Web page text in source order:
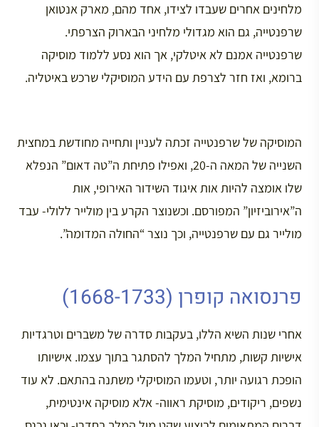
מלחינים אחרים שעבדו לצידו, אחד מהם, מארק אנטואן
שרפנטייה, גם הוא מגדולי מלחיני הבארוק הצרפתי.
שרפנטייה אמנם לא איטלקי, אך הוא נסע ללמוד מוסיקה
ברומא, ואז חזר לצרפת עם הידע המוסיקלי שרכש באיטליה.
המוסיקה של שרפנטייה זכתה לעניין ותחייה מחודשת במחצית
השנייה של המאה ה-20, ואפילו פתיחת ה”טה דאום” הנפלא
שלו אומצה להיות אות איגוד השידור האירופי, אות
ה”אירוביזיון” המפורסם. וכשנוצר הקרע בין מולייר ללולי- עבד
מולייר גם עם שרפנטייה, וכך נוצר “החולה המדומה”.
פרנסואה קופרן (1668-1733)
אחרי שנות השיא הללו, בעקבות סדרה של משברים וטרגדיות
אישיות קשות, מתחיל המלך להסתגר בתוך עצמו. אישיותו
הופכת רגועה יותר, וטעמו המוסיקלי משתנה בהתאם. לא עוד
נשפים, ריקודים, מוסיקת ראווה- אלא מוסיקה אינטימית,